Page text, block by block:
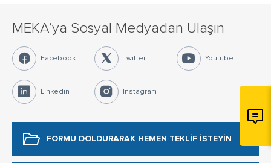
MEKA’ya Sosyal Medyadan Ulaşın
Facebook Twitter Youtube
Linkedin Instagram
FORMU DOLDURARAK HEMEN TEKLİF İSTEYİN